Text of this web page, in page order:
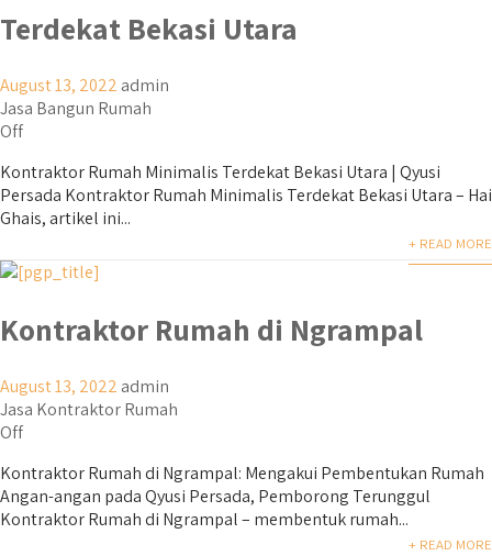
Terdekat Bekasi Utara
August 13, 2022 admin
Jasa Bangun Rumah
Off
Kontraktor Rumah Minimalis Terdekat Bekasi Utara | Qyusi
Persada Kontraktor Rumah Minimalis Terdekat Bekasi Utara – Hai
Ghais, artikel ini...
+ READ MORE
Kontraktor Rumah di Ngrampal
August 13, 2022 admin
Jasa Kontraktor Rumah
Off
Kontraktor Rumah di Ngrampal: Mengakui Pembentukan Rumah
Angan-angan pada Qyusi Persada, Pemborong Terunggul
Kontraktor Rumah di Ngrampal – membentuk rumah...
+ READ MORE